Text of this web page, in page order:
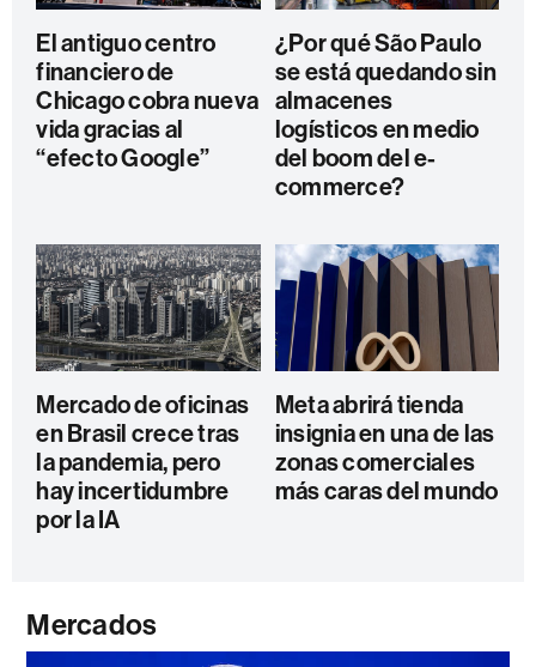
El antiguo centro
financiero de
Chicago cobra nueva
vida gracias al
“efecto Google”
¿Por qué São Paulo
se está quedando sin
almacenes
logísticos en medio
del boom del e-
commerce?
Mercado de oficinas
en Brasil crece tras
la pandemia, pero
hay incertidumbre
por la IA
Meta abrirá tienda
insignia en una de las
zonas comerciales
más caras del mundo
Mercados